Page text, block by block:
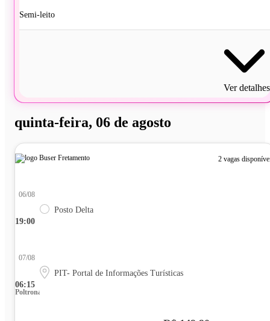
Semi-leito
Ver detalhes
quinta-feira, 06 de agosto
2 vagas
19:00
06/08
Posto Delta
06:15
07/08
PIT- Portal de Informações Turísticas
Poltrona